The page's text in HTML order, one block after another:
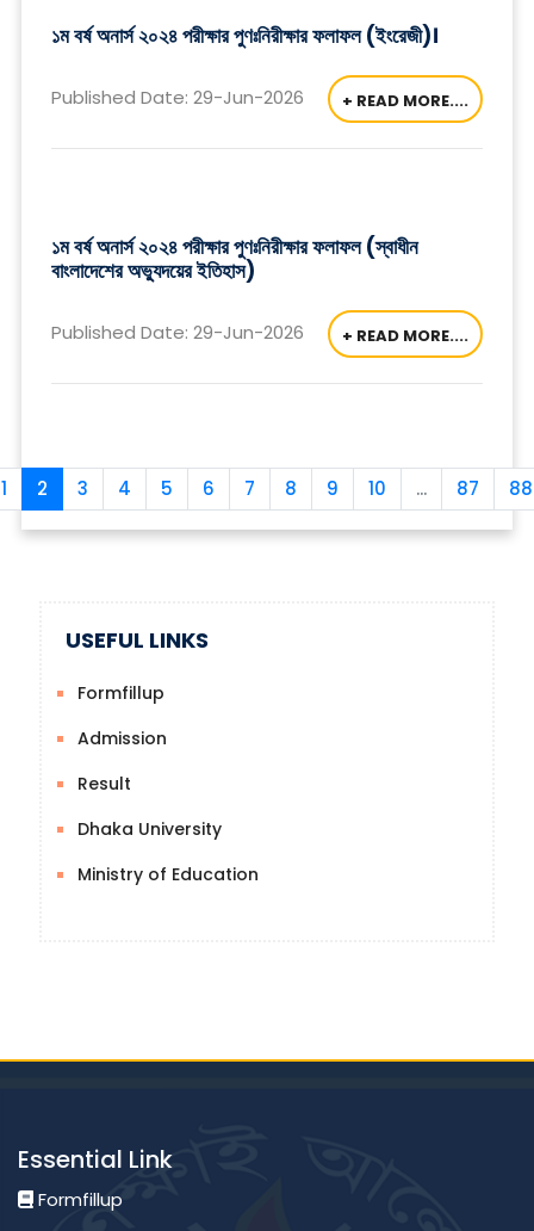
১ম বর্ষ অনার্স ২০২৪ পরীক্ষার পুণঃনিরীক্ষার ফলাফল (ইংরেজী)।
Published Date: 29-Jun-2026 + READ MORE....
১ম বর্ষ অনার্স ২০২৪ পরীক্ষার পুণঃনিরীক্ষার ফলাফল (স্বাধীন
বাংলাদেশের অভ্যুদয়ের ইতিহাস)
Published Date: 29-Jun-2026 + READ MORE....
1 2 3 4 5 6 7 8 9 10 ... 87 88
USEFUL LINKS
Formfillup
Admission
Result
Dhaka University
Ministry of Education
Essential Link
Formfillup